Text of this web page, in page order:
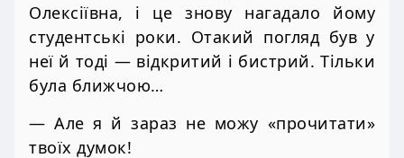
Олексіївна, і це знову нагадало йому
студентські роки. Отакий погляд був у
неї й тоді — відкритий і бистрий. Тільки
була ближчою…
— Але я й зараз не можу «прочитати»
твоїх думок!